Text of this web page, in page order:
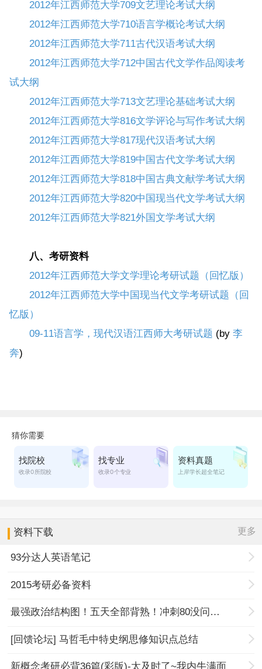
2012年江西师范大学709文艺理论考试大纲
2012年江西师范大学710语言学概论考试大纲
2012年江西师范大学711古代汉语考试大纲
2012年江西师范大学712中国古代文学作品阅读考
试大纲
2012年江西师范大学713文艺理论基础考试大纲
2012年江西师范大学816文学评论与写作考试大纲
2012年江西师范大学817现代汉语考试大纲
2012年江西师范大学819中国古代文学考试大纲
2012年江西师范大学818中国古典文献学考试大纲
2012年江西师范大学820中国现当代文学考试大纲
2012年江西师范大学821外国文学考试大纲
八、考研资料
2012年江西师范大学文学理论考研试题（回忆版）
2012年江西师范大学中国现当代文学考研试题（回
忆版）
09-11语言学，现代汉语江西师大考研试题 (by 李
奔)
资料下载 更多
93分达人英语笔记
2015考研必备资料
最强政治结构图！五天全部背熟！冲刺80没问题！
[回馈论坛] 马哲毛中特史纲思修知识点总结
新概念考研必背36篇(彩版)-太及时了~我内牛满面